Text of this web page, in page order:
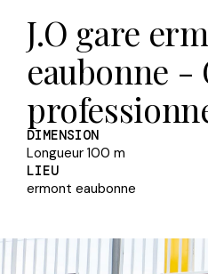
J.O gare
eaubonne -
DIMENSION
Longueur 100 m
LIEU
ermont eaubonne